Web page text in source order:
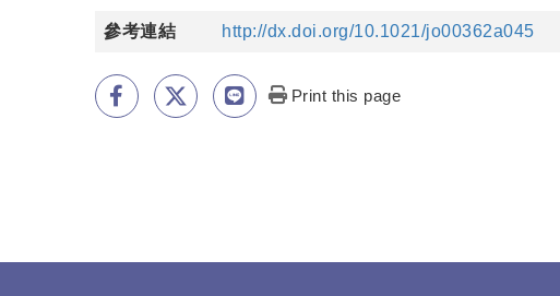
參考連結 http://dx.doi.org/10.1021/jo00362a045
Print this page